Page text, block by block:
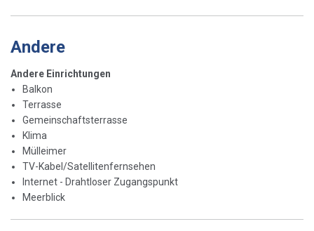
Andere
Andere Einrichtungen
Balkon
Terrasse
Gemeinschaftsterrasse
Klima
Mülleimer
TV-Kabel/Satellitenfernsehen
Internet - Drahtloser Zugangspunkt
Meerblick